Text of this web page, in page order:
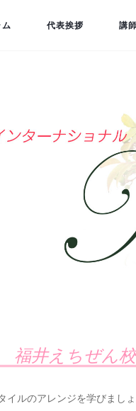
ム 代表挨拶 講
福井えちぜん校
ルのアレンジを学びましょ